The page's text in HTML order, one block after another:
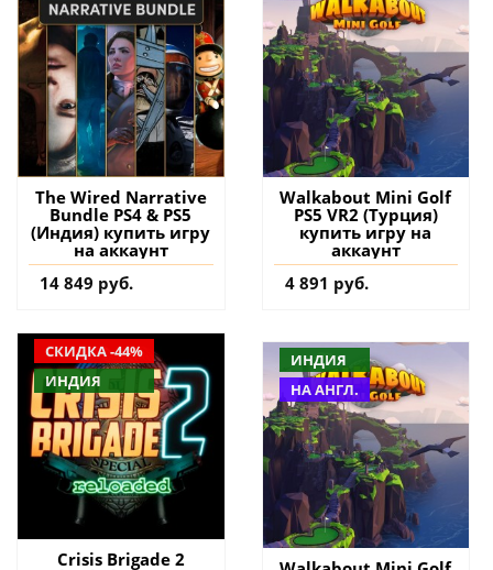
The Wired Narrative
Bundle PS4 & PS5
(Индия) купить игру
на аккаунт
14 849 руб.
Walkabout Mini Golf
PS5 VR2 (Турция)
купить игру на
аккаунт
4 891 руб.
СКИДКА -44%
ИНДИЯ
Crisis Brigade 2
ИНДИЯ
НА АНГЛ.